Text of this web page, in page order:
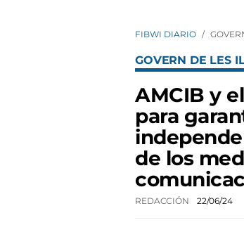
FIBWI DIARIO
GOVERN DE LES
AMCIB y
para
de los
REDACCIÓN 22/06/24